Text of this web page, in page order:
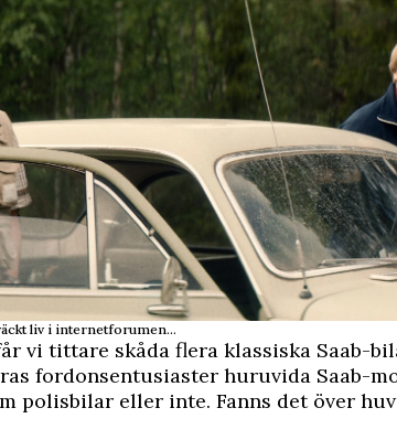
liv i internetforumen...
vi tittare skåda flera klassiska Saab-
fordonsentusiaster huruvida Saab-
polisbilar eller inte. Fanns det över